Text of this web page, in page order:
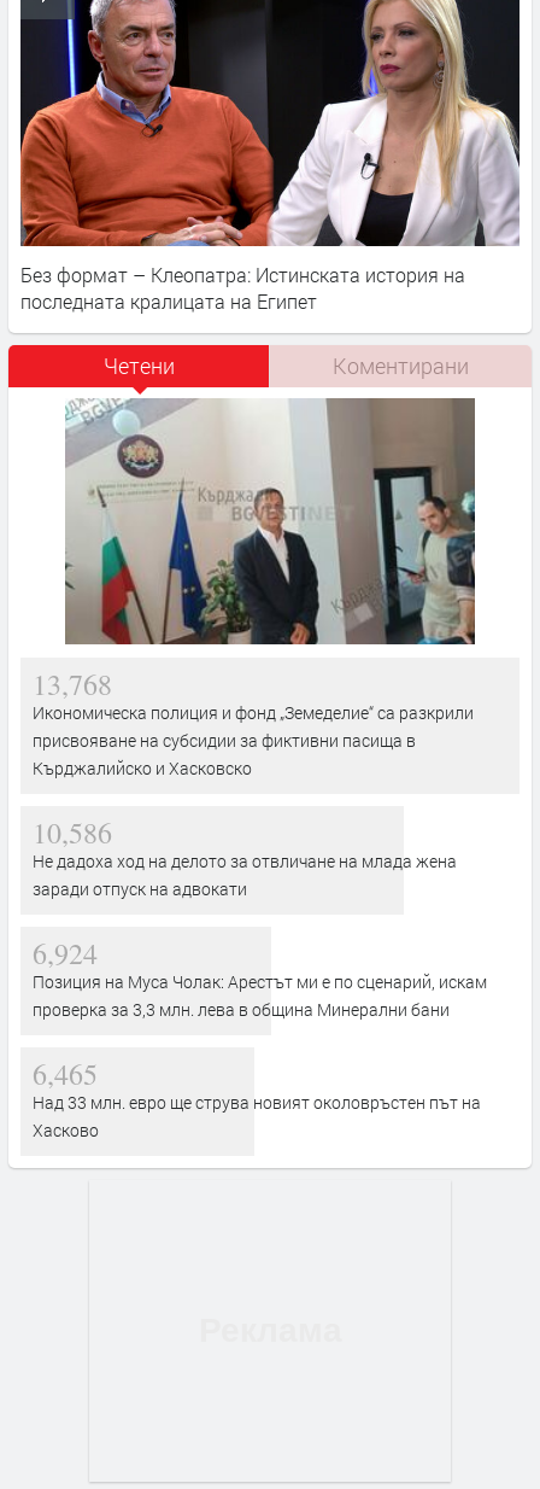
Без формат – Клеопатра: Истинската история на
последната кралицата на Египет
Четени Коментирани
13,768
Икономическа полиция и фонд „Земеделие“ са разкрили
присвояване на субсидии за фиктивни пасища в
Кърджалийско и Хасковско
10,586
Не дадоха ход на делото за отвличане на млада жена
заради отпуск на адвокати
6,924
Позиция на Муса Чолак: Арестът ми е по сценарий, искам
проверка за 3,3 млн. лева в община Минерални бани
6,465
Над 33 млн. евро ще струва новият околовръстен път на
Хасково